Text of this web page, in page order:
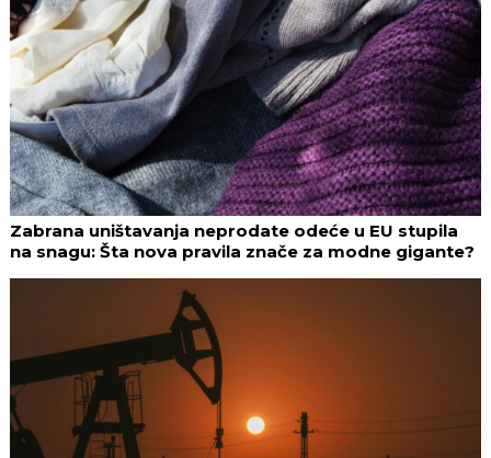
Zabrana uništavanja neprodate odeće u EU stupila
na snagu: Šta nova pravila znače za modne gigante?